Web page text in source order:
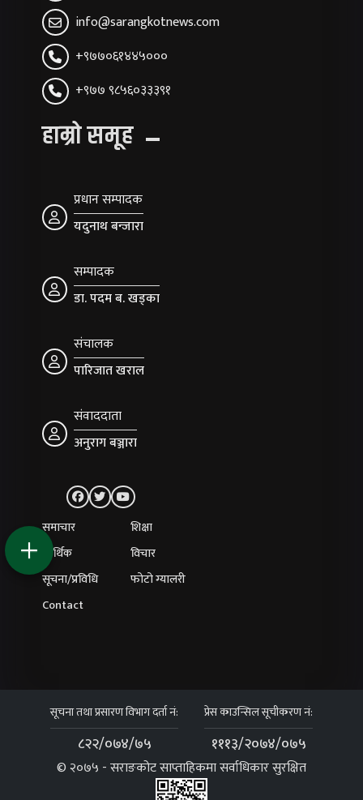
info@sarangkotnews.com
+९७७०६१४४५०००
+९७७ ९८५६०३३३९१
हाम्रो समूह
प्रधान सम्पादक
यदुनाथ बन्जारा
सम्पादक
डा. पदम ब. खड्का
संचालक
पारिजात खराल
संवाददाता
अनुराग बञ्जारा
समाचार
शिक्षा
आर्थिक
विचार
सूचना/प्रविधि
फोटो ग्यालरी
Contact
सूचना तथा प्रसारण विभाग दर्ता नं:
८२२/०७४/७५
प्रेस काउन्सिल सूचीकरण नं:
१११३/२०७४/०७५
© २०७५ - सराङकोट साप्ताहिकमा सर्वाधिकार सुरक्षित